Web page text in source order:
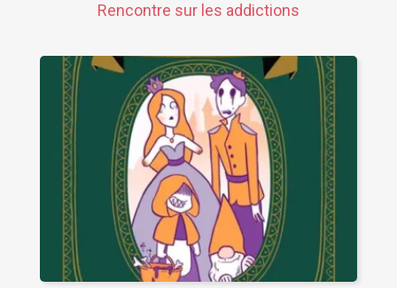
Rencontre sur les addictions